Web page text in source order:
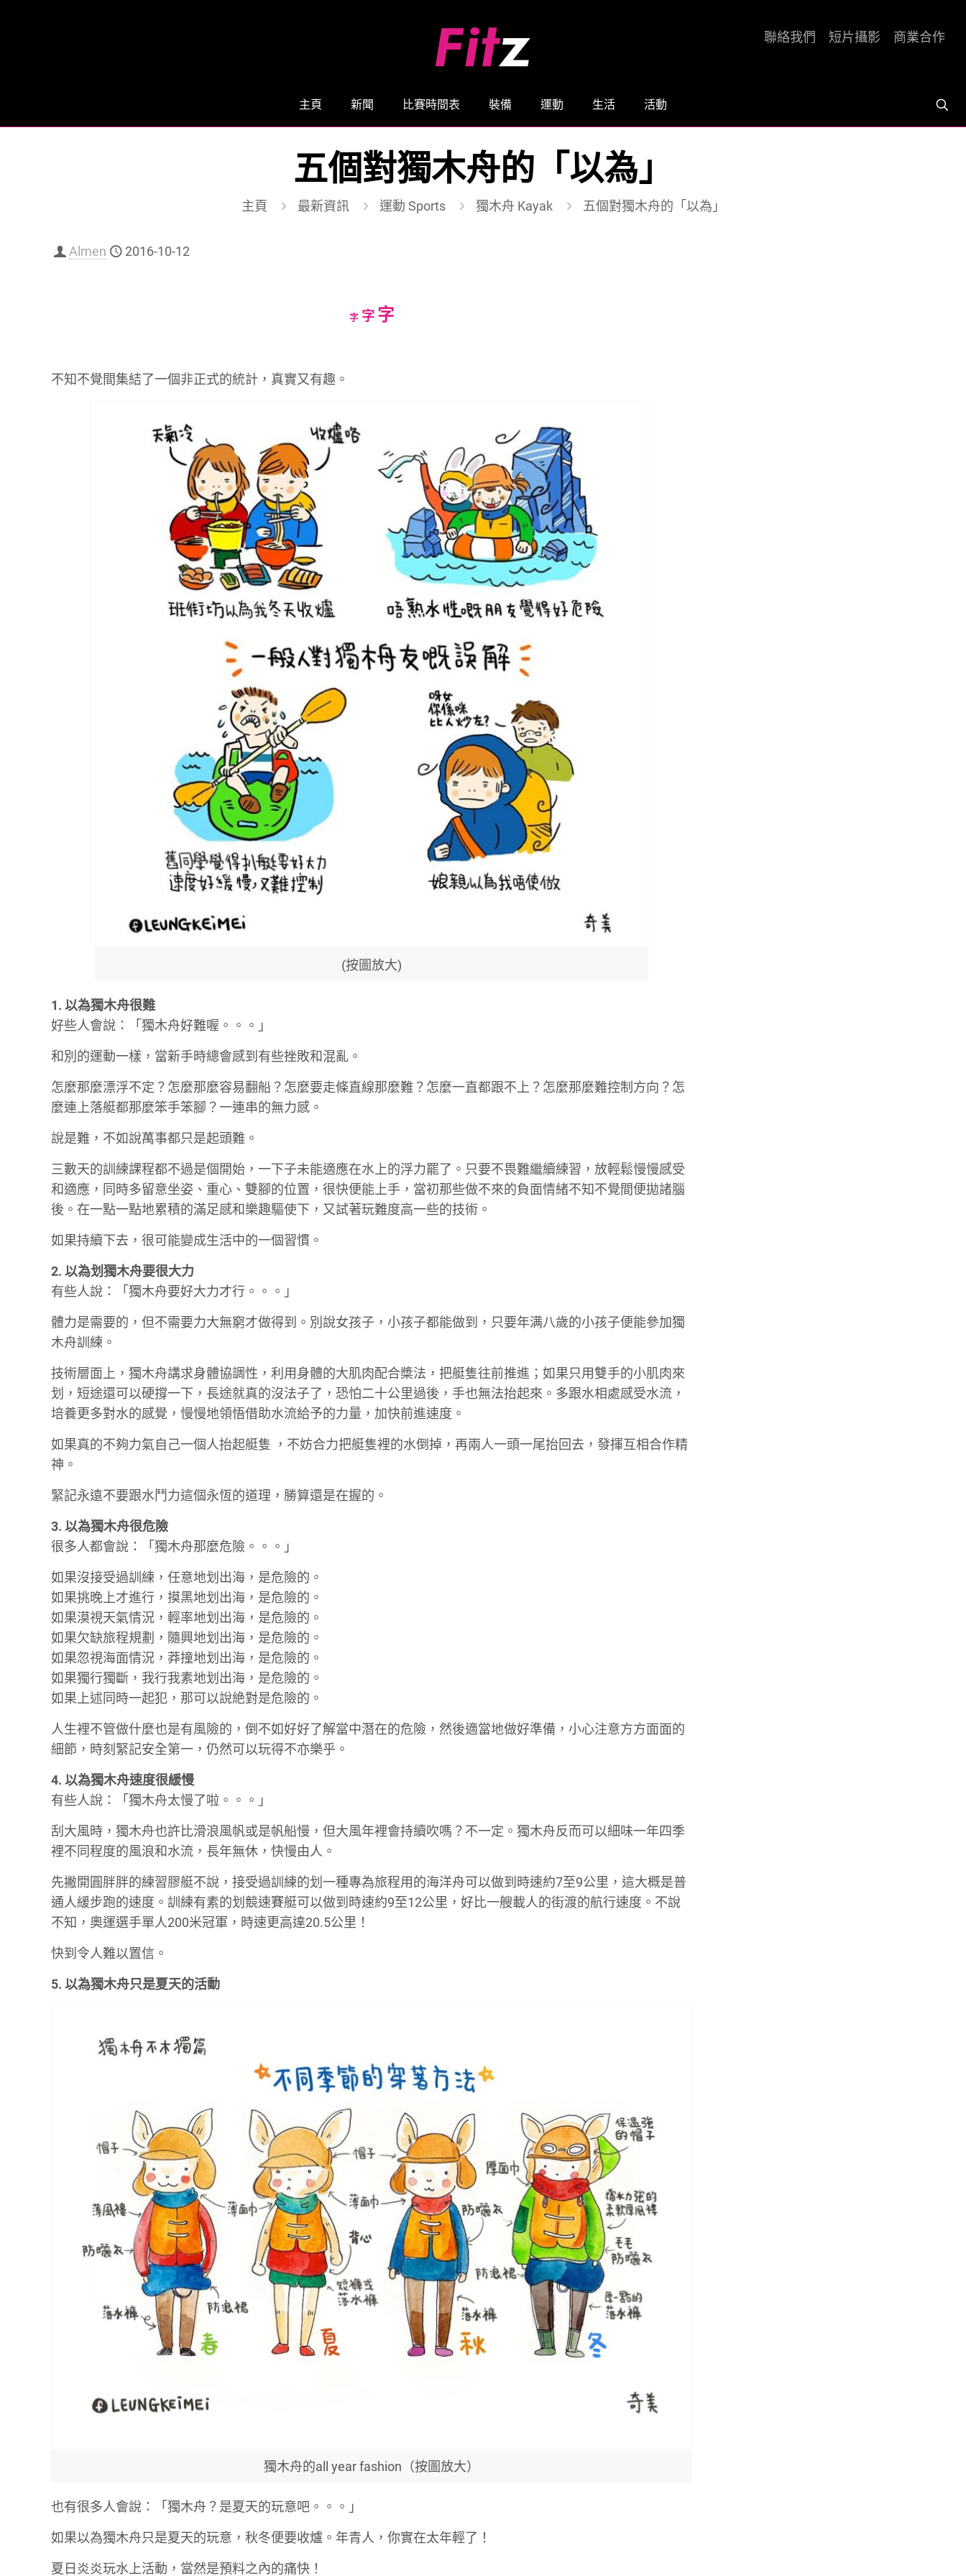
主頁 新聞 比賽時間表 裝備 運動 生活 活動
聯絡我們 短片攝影 商業合作
五個對獨木舟的「以為」
主頁 最新資訊 運動 Sports 獨木舟 Kayak 五個對獨木舟的「以為」
Almen 2016-10-12
字Decrease
字Reset
字Increase
不知不覺間集結了一個非正式的統計，真實又有趣。
(按圖放大)
1. 以為獨木舟很難
好些人會說：「獨木舟好難喔。。。」
和別的運動一樣，當新手時總會感到有些挫敗和混亂。
怎麼那麼漂浮不定？怎麼那麼容易翻船？怎麼要走條直線那麼難？怎麼一直都跟不上？怎麼那麼難控制方向？怎
麼連上落艇都那麼笨手笨腳？一連串的無力感。
說是難，不如說萬事都只是起頭難。
三數天的訓練課程都不過是個開始，一下子未能適應在水上的浮力罷了。只要不畏難繼續練習，放輕鬆慢慢感受
和適應，同時多留意坐姿、重心、雙腳的位置，很快便能上手，當初那些做不來的負面情緒不知不覺間便拋諸腦
後。在一點一點地累積的滿足感和樂趣驅使下，又試著玩難度高一些的技術。
如果持續下去，很可能變成生活中的一個習慣。
2. 以為划獨木舟要很大力
有些人說：「獨木舟要好大力才行。。。」
體力是需要的，但不需要力大無窮才做得到。別說女孩子，小孩子都能做到，只要年满八歲的小孩子便能參加獨
木舟訓練。
技術層面上，獨木舟講求身體協調性，利用身體的大肌肉配合槳法，把艇隻往前推進；如果只用雙手的小肌肉來
划，短途還可以硬撐一下，長途就真的沒法子了，恐怕二十公里過後，手也無法抬起來。多跟水相處感受水流，
培養更多對水的感覺，慢慢地領悟借助水流給予的力量，加快前進速度。
如果真的不夠力氣自己一個人抬起艇隻 ，不妨合力把艇隻裡的水倒掉，再兩人一頭一尾抬回去，發揮互相合作精
神。
緊記永遠不要跟水鬥力這個永恆的道理，勝算還是在握的。
3. 以為獨木舟很危險
很多人都會說：「獨木舟那麼危險。。。」
如果沒接受過訓練，任意地划出海，是危險的。
如果挑晚上才進行，摸黑地划出海，是危險的。
如果漠視天氣情況，輕率地划出海，是危險的。
如果欠缺旅程規劃，隨興地划出海，是危險的。
如果忽視海面情況，莽撞地划出海，是危險的。
如果獨行獨斷，我行我素地划出海，是危險的。
如果上述同時一起犯，那可以說絶對是危險的。
人生裡不管做什麼也是有風險的，倒不如好好了解當中潛在的危險，然後適當地做好準備，小心注意方方面面的
細節，時刻緊記安全第一，仍然可以玩得不亦樂乎。
4. 以為獨木舟速度很緩慢
有些人說：「獨木舟太慢了啦。。。」
刮大風時，獨木舟也許比滑浪風帆或是帆船慢，但大風年裡會持續吹嗎？不一定。獨木舟反而可以細味一年四季
裡不同程度的風浪和水流，長年無休，快慢由人。
先撇開圓胖胖的練習膠艇不說，接受過訓練的划一種專為旅程用的海洋舟可以做到時速約7至9公里，這大概是普
通人緩步跑的速度。訓練有素的划競速賽艇可以做到時速約9至12公里，好比一艘載人的街渡的航行速度。不說
不知，奧運選手單人200米冠軍，時速更高達20.5公里！
快到令人難以置信。
5. 以為獨木舟只是夏天的活動
獨木舟的all year fashion（按圖放大）
也有很多人會說：「獨木舟？是夏天的玩意吧。。。」
如果以為獨木舟只是夏天的玩意，秋冬便要收爐。年青人，你實在太年輕了！
夏日炎炎玩水上活動，當然是預料之內的痛快！